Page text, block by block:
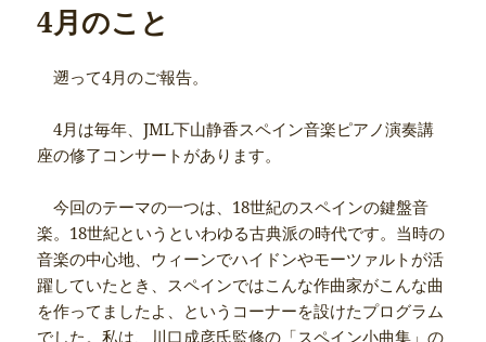
4月のこと
遡って4月のご報告。
4月は毎年、JML下山静香スペイン音楽ピアノ演奏講
座の修了コンサートがあります。
今回のテーマの一つは、18世紀のスペインの鍵盤音
楽。18世紀というといわゆる古典派の時代です。当時の
音楽の中心地、ウィーンでハイドンやモーツァルトが活
躍していたとき、スペインではこんな作曲家がこんな曲
を作ってましたよ、というコーナーを設けたプログラム
でした。私は、川口成彦氏監修の「スペイン小曲集」の